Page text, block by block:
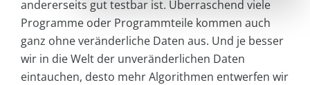
andererseits gut testbar ist. Überraschend viele
Programme oder Programmteile kommen auch
ganz ohne veränderliche Daten aus. Und je besser
wir in die Welt der unveränderlichen Daten
eintauchen, desto mehr Algorithmen entwerfen wir